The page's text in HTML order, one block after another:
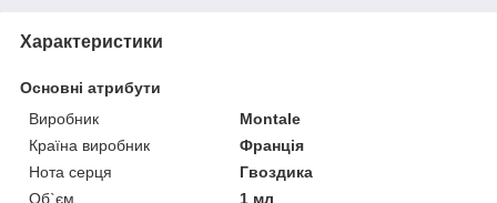
Характеристики
Основні атрибути
Виробник
Montale
Країна виробник
Франція
Нота серця
Гвоздика
Об`єм
1 мл